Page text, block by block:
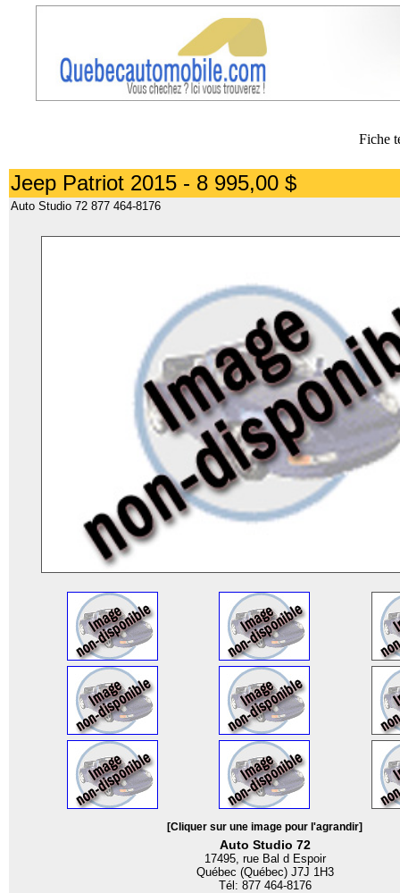
Fiche
Jeep Patriot 2015 - 8 995,00 $
Auto Studio 72 877 464-8176
[Cliquer sur une image pour l'agrandir]
Auto Studio 72
17495, rue Bal d Espoir
Québec (Québec) J7J 1H3
Tél: 877 464-8176